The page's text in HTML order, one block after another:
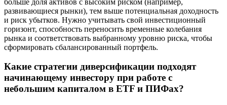
развивающиеся рынки), тем выше потенциальная доходность
и риск убытков. Нужно учитывать свой инвестиционный
горизонт, способность переносить временные колебания
рынка и соответствовать выбранному уровню риска, чтобы
сформировать сбалансированный портфель.
Какие стратегии диверсификации подходят
начинающему инвестору при работе с
небольшим капиталом в ETF и ПИФах?